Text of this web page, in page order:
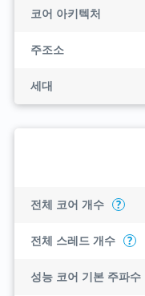
코어 아키텍처
주조소
세대
전체 코어 개수 ?
전체 스레드 개수 ?
성능 코어 기본 주파수